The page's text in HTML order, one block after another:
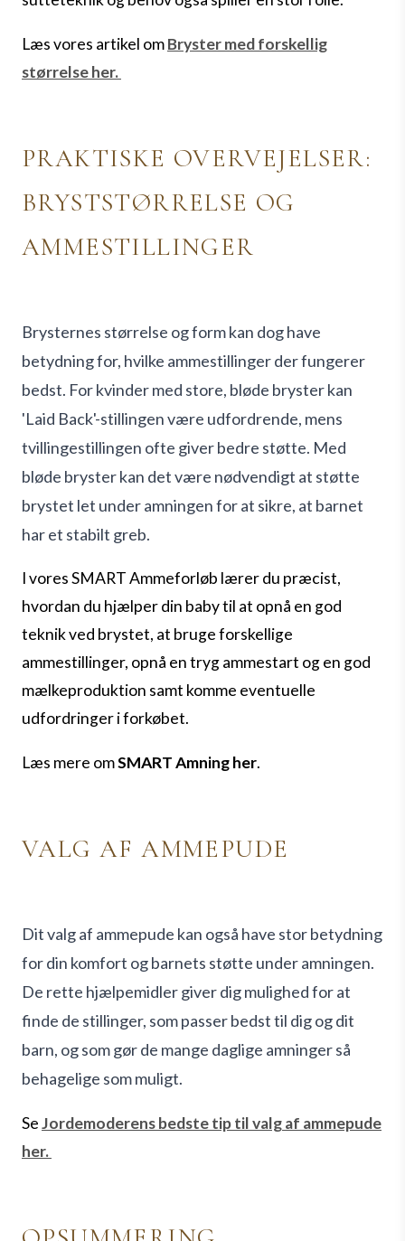
Læs vores artikel omBryster med forskellig
størrelse her.
PRAKTISKE OVERVEJELSER:
BRYSTSTØRRELSE OG
AMMESTILLINGER
Brysternes størrelse og form kan dog have
betydning for, hvilke ammestillinger der fungerer
bedst. For kvinder med store, bløde bryster kan
'Laid Back'-stillingen være udfordrende, mens
tvillingestillingen ofte giver bedre støtte. Med
bløde bryster kan det være nødvendigt at støtte
brystet let under amningen for at sikre, at barnet
har et stabilt greb.
I vores SMART Ammeforløb lærer du præcist,
hvordan du hjælper din baby til at opnå en god
teknik ved brystet, at bruge forskellige
ammestillinger, opnå en tryg ammestart og en god
mælkeproduktion samt komme eventuelle
udfordringer i forkøbet.
Læs mere omSMART Amning her.
VALG AF AMMEPUDE
Dit valg af ammepude kan også have stor betydning
for din komfort og barnets støtte under amningen.
De rette hjælpemidler giver dig mulighed for at
finde de stillinger, som passer bedst til dig og dit
barn, og som gør de mange daglige amninger så
behagelige som muligt.
SeJordemoderens bedste tip til valg af ammepude
her.